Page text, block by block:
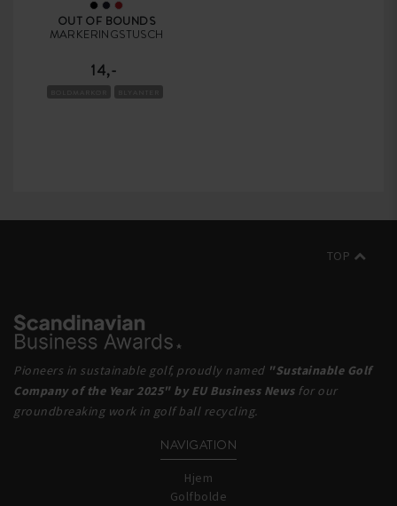
OUT OF BOUNDS
MARKERINGSTUSCH
14,-
Pioneers in sustainable golf, proudly named "Sustainable Golf
Company of the Year 2025" by EU Business Newsfor our
groundbreaking work in golf ball recycling.
TOP
NAVIGATION
Hjem
Golfbolde